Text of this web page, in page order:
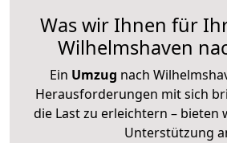
Was wir Ihnen für
Wilhelmshaven
Ein Umzug nach
Herausforderungen mit sich
die Last zu erleichtern – bieten
Unterstützung